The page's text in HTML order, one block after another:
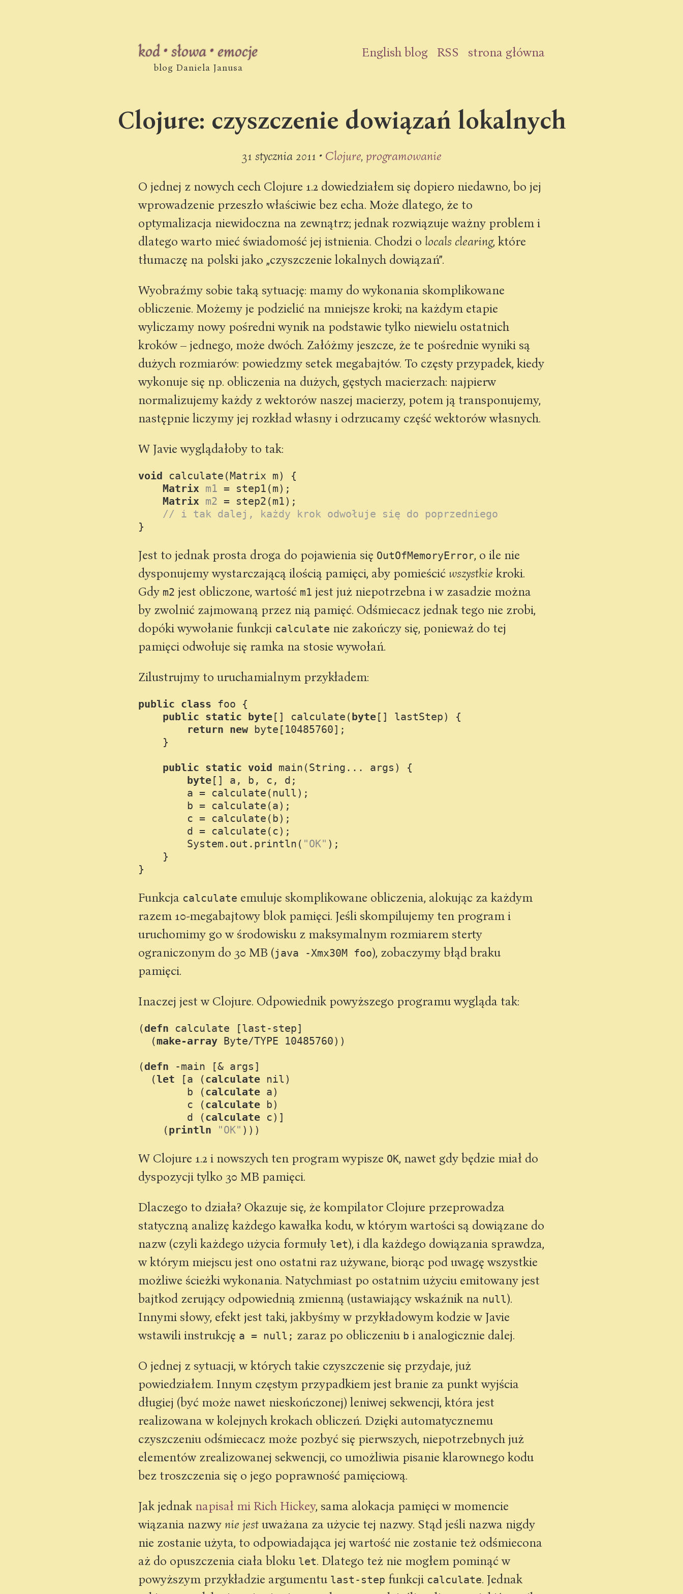
kod • słowa • emocje
blog Daniela Janusa
English blog RSS strona główna
Clojure: czyszczenie dowiązań lokalnych
31 stycznia 2011 • Clojure programowanie
O jednej z nowych cech Clojure 1.2 dowiedziałem się dopiero niedawno, bo jej
wprowadzenie przeszło właściwie bez echa. Może dlatego, że to
optymalizacja niewidoczna na zewnątrz; jednak rozwiązuje ważny problem i
dlatego warto mieć świadomość jej istnienia. Chodzi o locals clearing, które
tłumaczę na polski jako „czyszczenie lokalnych dowiązań”.
Wyobraźmy sobie taką sytuację: mamy do wykonania skomplikowane
obliczenie. Możemy je podzielić na mniejsze kroki; na każdym etapie
wyliczamy nowy pośredni wynik na podstawie tylko niewielu ostatnich
kroków – jednego, może dwóch. Załóżmy jeszcze, że te pośrednie wyniki są
dużych rozmiarów: powiedzmy setek megabajtów. To częsty przypadek, kiedy
wykonuje się np. obliczenia na dużych, gęstych macierzach: najpierw
normalizujemy każdy z wektorów naszej macierzy, potem ją transponujemy,
następnie liczymy jej rozkład własny i odrzucamy część wektorów własnych.
W Javie wyglądałoby to tak:
void calculate (Matrix m)
{
Matrix m1 = step1(m);
Matrix m2 = step2(m1);
// i tak dalej, każdy krok odwołuje się do poprzedniego
Jest to jednak prosta droga do pojawienia się OutOfMemoryError, o ile nie
dysponujemy wystarczającą ilością pamięci, aby pomieścić wszystkie kroki.
Gdy m2 jest obliczone, wartość m1 jest już niepotrzebna i w zasadzie można
by zwolnić zajmowaną przez nią pamięć. Odśmiecacz jednak tego nie zrobi,
dopóki wywołanie funkcji calculate nie zakończy się, ponieważ do tej
pamięci odwołuje się ramka na stosie wywołań.
Zilustrujmy to uruchamialnym przykładem:
public class foo {
public static byte[] calculate(byte[] lastStep) {
return new byte [ 10485760];
    }
public static void main (String... args)
{
byte[] a, b, c, d;
        a = calculate(
null );
        b = calculate(a);
        c = calculate(b);
        d = calculate(c);
        System.out.println(
"OK" );
    }
Funkcja calculate emuluje skomplikowane obliczenia, alokując za każdym
razem 10-megabajtowy blok pamięci. Jeśli skompilujemy ten program i
uruchomimy go w środowisku z maksymalnym rozmiarem sterty
ograniczonym do 30 MB (java -Xmx30M foo), zobaczymy błąd braku
pamięci.
Inaczej jest w Clojure. Odpowiednik powyższego programu wygląda tak:
(defn calculate [last-step]
  (
make-array Byte/TYPE 10485760))
(defn -main [& args]
  (
let [a (calculate nil )
        b (
calculate a)
        c (
calculate b)
        d (
calculate c)]
    (
println "OK"
W Clojure 1.2 i nowszych ten program wypisze OK, nawet gdy będzie miał do
dyspozycji tylko 30 MB pamięci.
Dlaczego to działa? Okazuje się, że kompilator Clojure przeprowadza
statyczną analizę każdego kawałka kodu, w którym wartości są dowiązane do
nazw (czyli każdego użycia formuły let), i dla każdego dowiązania sprawdza,
w którym miejscu jest ono ostatni raz używane, biorąc pod uwagę wszystkie
możliwe ścieżki wykonania. Natychmiast po ostatnim użyciu emitowany jest
bajtkod zerujący odpowiednią zmienną (ustawiający wskaźnik na null).
Innymi słowy, efekt jest taki, jakbyśmy w przykładowym kodzie w Javie
wstawili instrukcję a = null; zaraz po obliczeniu b i analogicznie dalej.
O jednej z sytuacji, w których takie czyszczenie się przydaje, już
powiedziałem. Innym częstym przypadkiem jest branie za punkt wyjścia
długiej (być może nawet nieskończonej) leniwej sekwencji, która jest
realizowana w kolejnych krokach obliczeń. Dzięki automatycznemu
czyszczeniu odśmiecacz może pozbyć się pierwszych, niepotrzebnych już
elementów zrealizowanej sekwencji, co umożliwia pisanie klarownego kodu
bez troszczenia się o jego poprawność pamięciową.
Jak jednak napisał mi Rich Hickey, sama alokacja pamięci w momencie
wiązania nazwy nie jest uważana za użycie tej nazwy. Stąd jeśli nazwa nigdy
nie zostanie użyta, to odpowiadająca jej wartość nie zostanie też odśmiecona
aż do opuszczenia ciała bloku let. Dlatego też nie mogłem pominąć w
powyższym przykładzie argumentu last-step funkcji calculate. Jednak